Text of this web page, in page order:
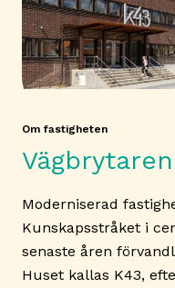
Om fastigheten
Vägbrytaren
Moderniserad
Kunskapsstråket i
senaste åren
Huset kallas K43,